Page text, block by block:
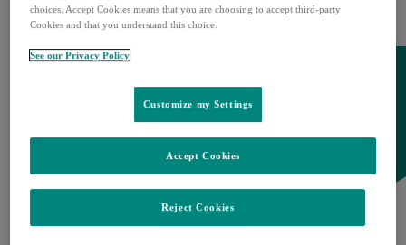
Aree Terapeutiche
choices. Accept Cookies means that you are choosing to accept third-party
Cookies and that you understand this choice.
See our Privacy Policy
Customize my Settings
Reject Cookies
Accept Cookies